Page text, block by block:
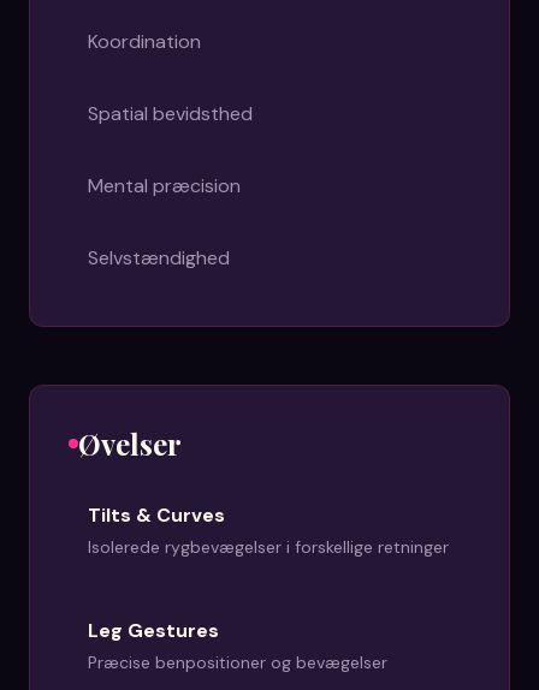
Koordination
Spatial bevidsthed
Mental præcision
Selvstændighed
Øvelser
Tilts & Curves
Isolerede rygbevægelser i forskellige retninger
Leg Gestures
Præcise benpositioner og bevægelser